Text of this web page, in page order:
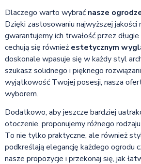
Dlaczego warto wybrać nasze
Dzięki zastosowaniu najwyższej jakości
gwarantujemy ich trwałość przez
cechują się również estetycznym
doskonale wpasuje się w każdy styl
szukasz solidnego i pięknego
wyjątkowość Twojej posesji, nasza
wyborem.
Dodatkowo, aby jeszcze bardziej
otoczenie, proponujemy różnego rodzaju
To nie tylko praktyczne, ale również
podkreślają elegancję każdego ogrodu
nasze propozycje i przekonaj się, jak